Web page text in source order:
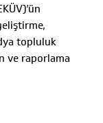
topluluk
ve raporlama